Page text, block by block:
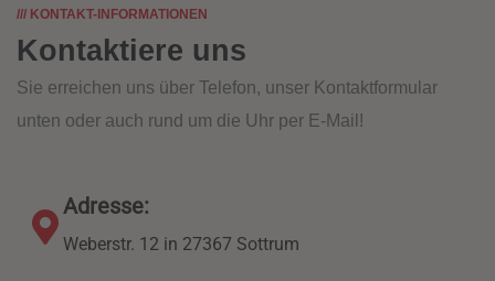
/// KONTAKT-INFORMATIONEN
Kontaktiere uns
Sie erreichen uns über Telefon, unser Kontaktformular
unten oder auch rund um die Uhr per E-Mail!
Adresse:
Weberstr. 12 in 27367 Sottrum